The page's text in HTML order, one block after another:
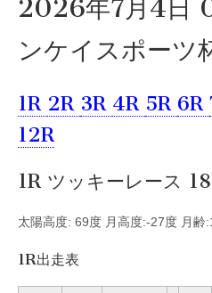
2026年7月4日
ンケイスポーツ
1R 2R 3R 4R 5R 6R
12R
1R ツッキーレース
太陽高度: 69度 月高度:-27度 月齢
1R出走表